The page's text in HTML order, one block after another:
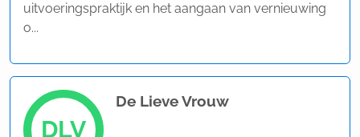
uitvoeringspraktijk en het aangaan van vernieuwing
o...
DLV
De Lieve Vrouw